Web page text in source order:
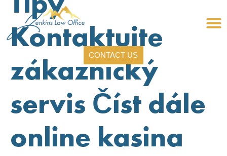
CONTACT US
Kontaktujte
zákaznický
servis Číst dále
online kasina